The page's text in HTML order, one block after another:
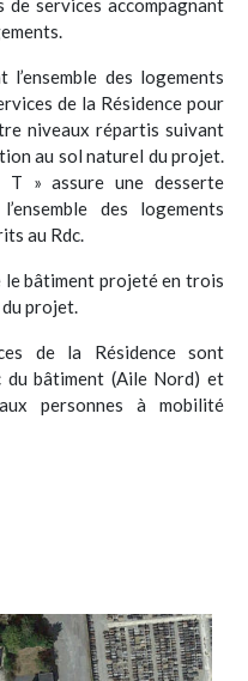
de services accompagnant
des logements
de la Résidence pour
niveaux répartis suivant
au sol naturel du projet.
» assure une desserte
des logements
au Rdc.
le bâtiment projeté en trois
projet.
de la Résidence sont
du bâtiment (Aile Nord) et
personnes à mobilité